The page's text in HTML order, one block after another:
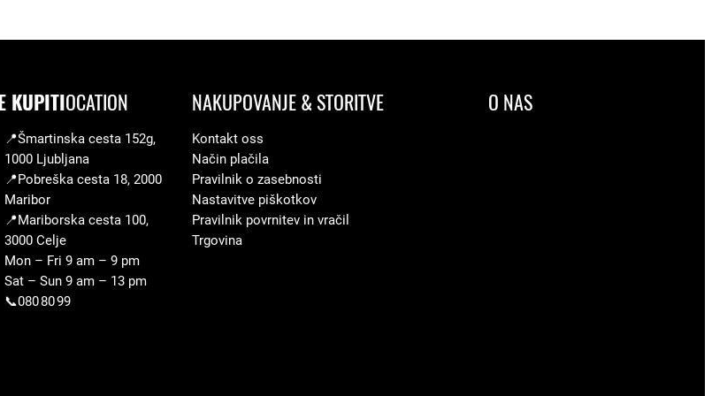
a
KUPITIOCATION
📍Šmartinska cesta 152g,
1000 Ljubljana
📍Pobreška cesta 18, 2000
Maribor
📍Mariborska cesta 100,
3000 Celje
Mon – Fri 9 am – 9 pm
Sat – Sun 9 am – 13 pm
📞080 80 99
NAKUPOVANJE & STORITVE
Kontakt oss
Način plačila
Pravilnik o zasebnosti
Nastavitve piškotkov
Pravilnik povrnitev in vračil
Trgovina
O NAS